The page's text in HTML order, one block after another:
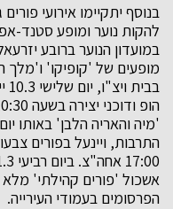
בנוסף יתקיימו אירועי
במועדון הנוער ברובע
התרבות, ויינעל בפורים
אשכול 'פורים קהילתי'
הפרסומים בעמודי העירייה.